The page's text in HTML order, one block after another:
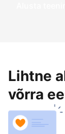
Alusta
Lihtne
võrra